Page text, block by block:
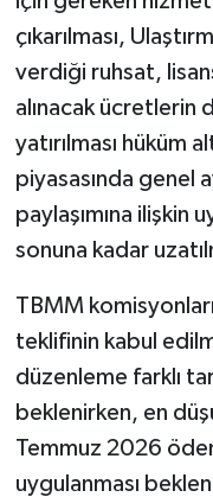
çıkarılması,
verdiği ruhsat,
alınacak ücretlerin
yatırılması hüküm
piyasasında genel
paylaşımına ilişkin
sonuna kadar
TBMM
teklifinin kabul
düzenleme farklı
beklenirken, en
Temmuz 2026
uygulanması